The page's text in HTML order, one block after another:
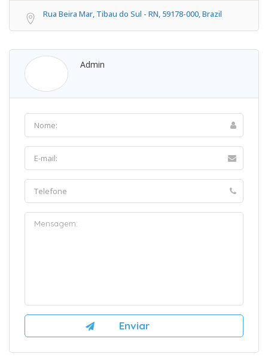
Rua Beira Mar, Tibau do Sul - RN, 59178-000, Brazil
Admin